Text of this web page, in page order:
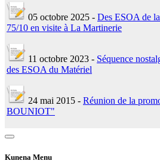
05 octobre 2025 - Des ESOA de
75/10 en visite à La Martinerie
11 octobre 2023 - Séquence
des ESOA du Matériel
24 mai 2015 - Réunion de la
BOUNIOT"
Kunena Menu